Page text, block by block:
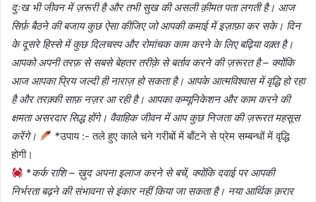
दुःख भी जीवन में ज़रूरी है और तभी सुख की असली क़ीमत पता लगती है। आज
सिर्फ़ बैठने की बजाय कुछ ऐसा कीजिए जो आपकी कमाई में इज़ाफ़ा कर सके। दिन
के दूसरे हिस्से में कुछ दिलचस्प और रोमांचक काम करने के लिए बढ़िया वक़्त है।
आपको अपनी तरफ़ से सबसे बेहतर तरीक़े से बर्ताव करने की ज़रूरत है – क्योंकि
आज आपका प्रिय जल्दी ही नाराज़ हो सकता है। आपके आत्मविश्वास में वृद्धि हो रहा
है और तरक़्की साफ़ नज़र आ रही है। आपका कम्यूनिकेशन और काम करने की
क्षमता असरदार सिद्ध होंगे। वैवाहिक जीवन में आप कुछ निजता की ज़रूरत महसूस
करेंगे।
*उपाय :- तले हुए काले चने गरीबों में बाँटने से प्रेम सम्बन्धों में वृद्धि
होगी।
*कर्क राशि – ख़ुद अपना इलाज करने से बचें, क्योंकि दवाई पर आपकी
निर्भरता बढ़ने की संभावना से इंकार नहीं किया जा सकता है। नया आर्थिक क़रार